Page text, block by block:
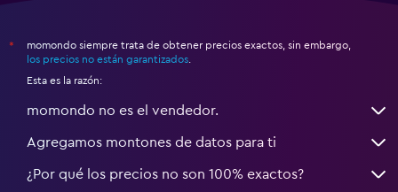
*
momondo siempre trata de obtener precios exactos, sin embargo,
los precios no están garantizados
Esta es la razón:
momondo no es el vendedor.
Agregamos montones de datos para ti
¿Por qué los precios no son 100% exactos?